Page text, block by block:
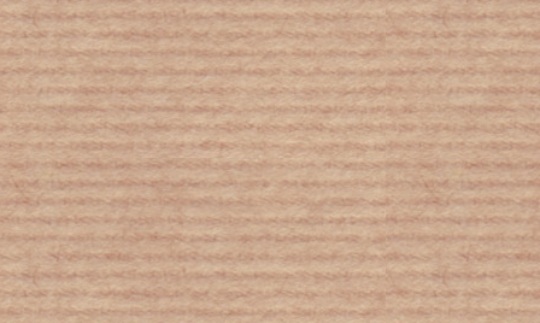
Κοροναϊός : Μεγάλη έλλειψη αίματος
– Έκκληση από το Εθνικό Κέντρο
Αιμοδοσίας